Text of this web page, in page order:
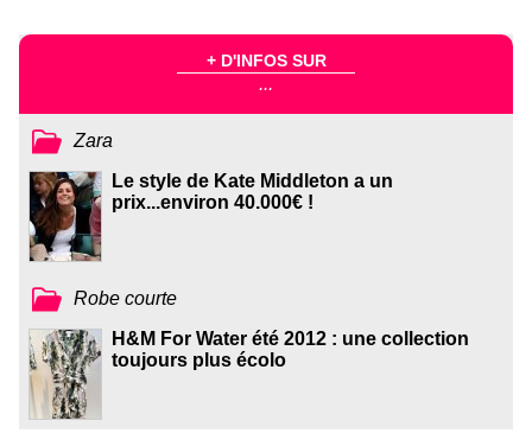
+ D'INFOS SUR
...
Zara
Le style de Kate Middleton a un
prix...environ 40.000€ !
Robe courte
H&M For Water été 2012 : une collection
toujours plus écolo